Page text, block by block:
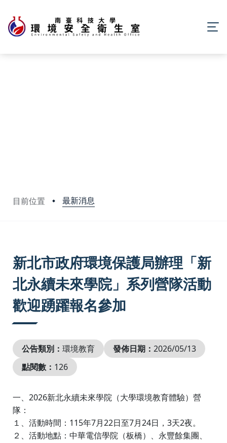
目前位置 最新消息
新北市政府環境保護局辦理「新
北永續未來學院」系列營隊活動
歡迎踴躍報名參加
公告類別： 環境教育 發佈日期： 2026/05/13
點閱數： 126
一、 2026新北永續未來學院（大學環境教育體驗）營
隊：
１、活動時間： 115年7月 22日至7月 24日， 3天2夜。
２、活動地點：中華電信學院（板橋）、永豐餘集團、